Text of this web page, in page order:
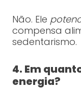
Não. Ele
compensa
sedentarismo.
4. Em
energia?